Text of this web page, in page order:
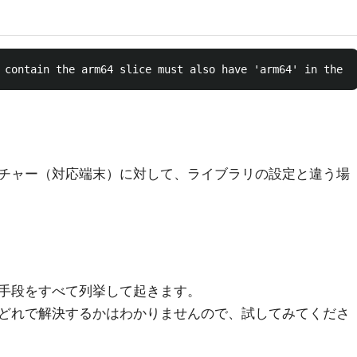
ャー（対応端末）に対して、ライブラリの設定と違う場
をすべて列挙して起きます。
れで解決するかはわかりませんので、試してみてくださ